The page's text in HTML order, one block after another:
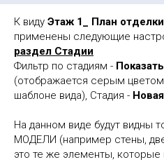
К виду Этаж 1_ План
применены следующие
раздел Стадии
Фильтр по стадиям -
(отображается серым
шаблоне вида), Стадия -
На данном виде будут видны
МОДЕЛИ (например стены,
это те же элементы,